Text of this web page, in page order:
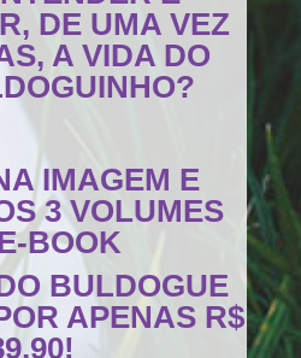
DE UMA VEZ
A VIDA DO
IMAGEM E
3 VOLUMES
BOOK
BULDOGUE
APENAS R$